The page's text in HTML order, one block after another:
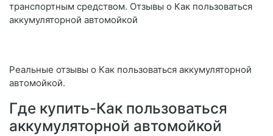
транспортным средством. Отзывы о Как пользоваться
аккумуляторной автомойкой
Реальные отзывы о Как пользоваться аккумуляторной
автомойкой.
Где купить-Как пользоваться
аккумуляторной автомойкой